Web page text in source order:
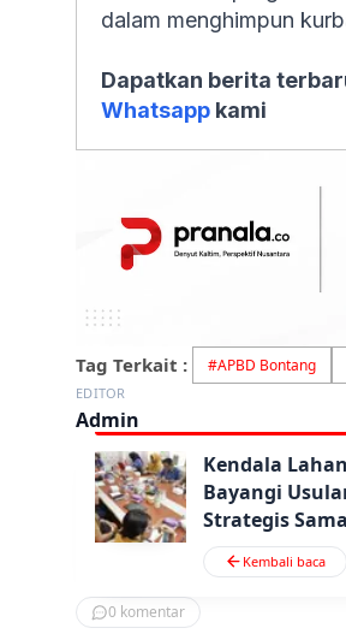
dalam menghimpun
Dapatkan berita
Whatsapp kami
Tag Terkait : #APBD Bontang
EDITOR
Admin
Kendala
Bayangi
Strategis
Kembali baca
0 komentar